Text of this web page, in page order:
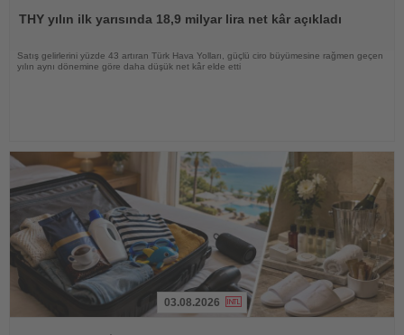
THY yılın ilk yarısında 18,9 milyar lira net kâr açıkladı
Satış gelirlerini yüzde 43 artıran Türk Hava Yolları, güçlü ciro büyümesine rağmen geçen
yılın aynı dönemine göre daha düşük net kâr elde etti
03.08.2026